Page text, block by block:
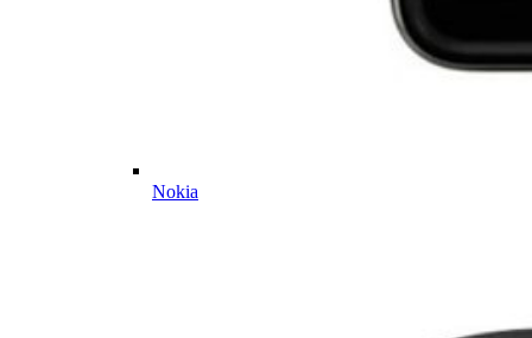
Nokia